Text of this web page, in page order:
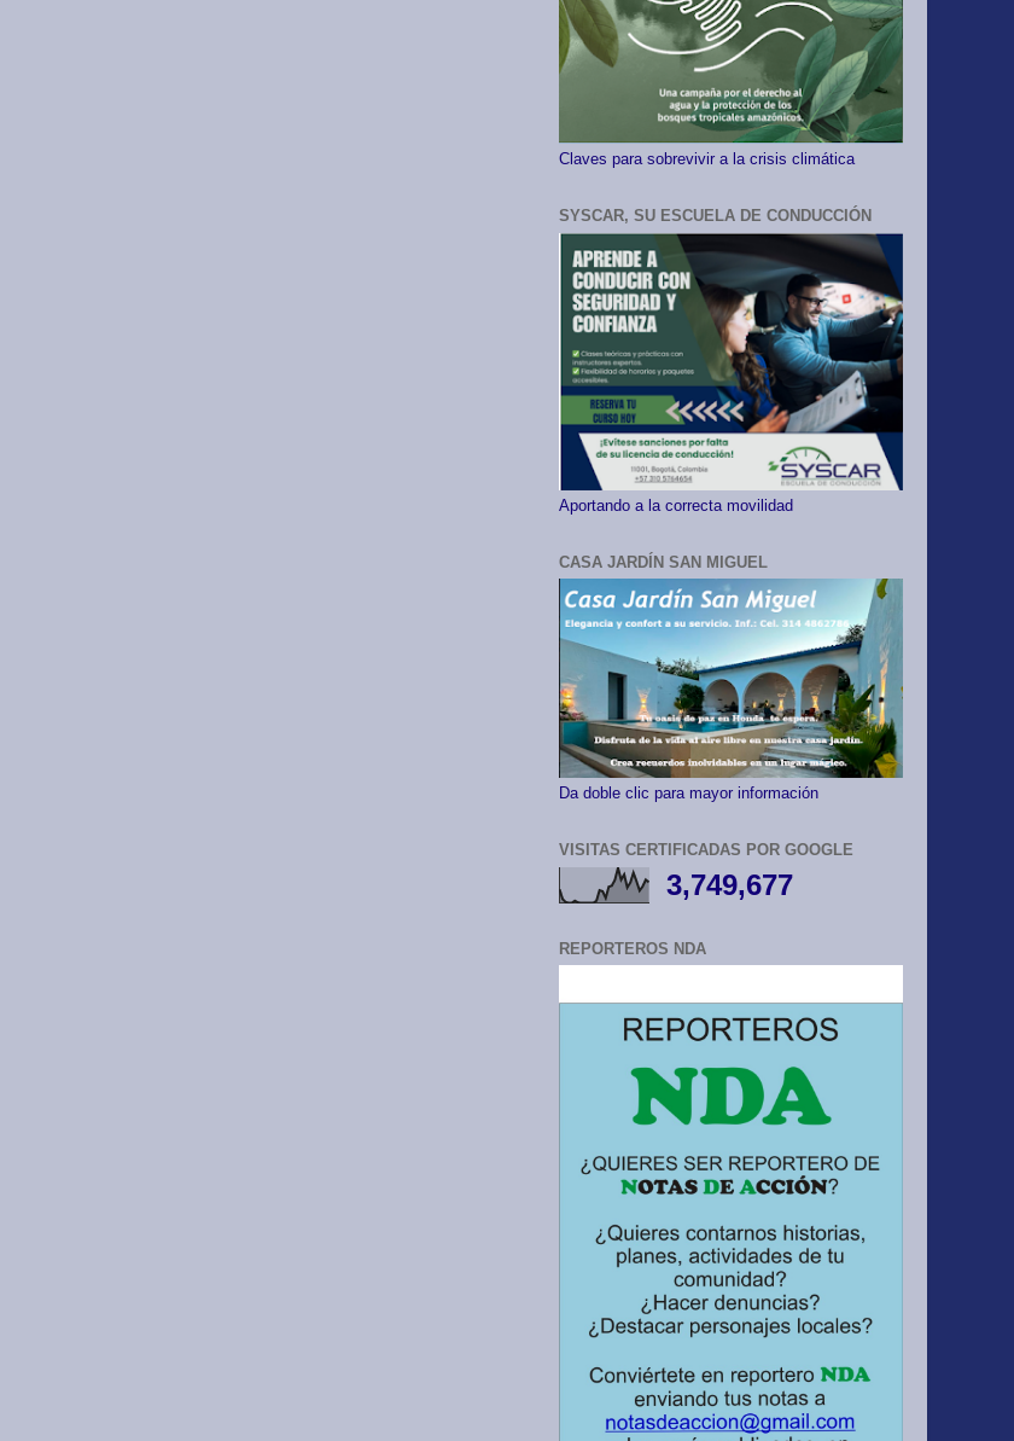
Claves para sobrevivir a la crisis climática
SYSCAR, SU ESCUELA DE CONDUCCIÓN
Aportando a la correcta movilidad
CASA JARDÍN SAN MIGUEL
Da doble clic para mayor información
VISITAS CERTIFICADAS POR GOOGLE
3,749,677
REPORTEROS NDA